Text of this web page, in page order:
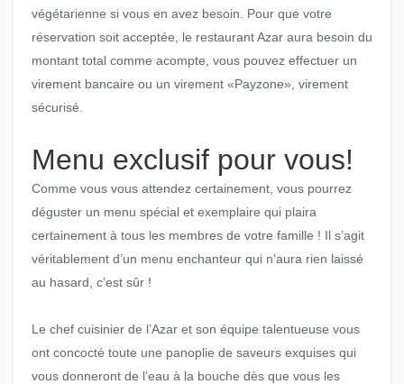
végétarienne si vous en avez besoin. Pour que votre
réservation soit acceptée, le restaurant Azar aura besoin du
montant total comme acompte, vous pouvez effectuer un
virement bancaire ou un virement «Payzone», virement
sécurisé.
Menu exclusif pour vous!
Comme vous vous attendez certainement, vous pourrez
déguster un menu spécial et exemplaire qui plaira
certainement à tous les membres de votre famille ! Il s’agit
véritablement d’un menu enchanteur qui n’aura rien laissé
au hasard, c’est sûr !
Le chef cuisinier de l’Azar et son équipe talentueuse vous
ont concocté toute une panoplie de saveurs exquises qui
vous donneront de l’eau à la bouche dès que vous les